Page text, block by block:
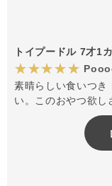
べてくれます。散
ので、安心してあ
材が多いので)
トイプードル 7才1
★★★★★
素晴らしい食いつき
い。このおやつ欲し